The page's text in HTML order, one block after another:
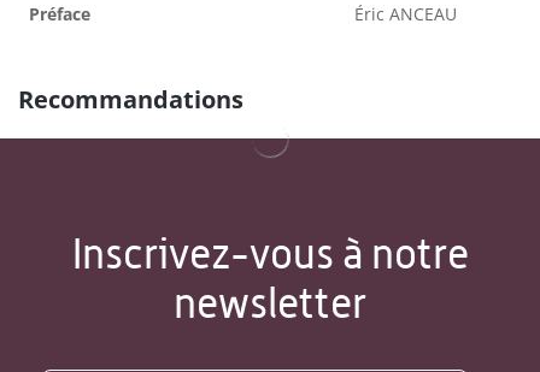
Préface Éric ANCEAU
Recommandations
Inscrivez-vous à notre
newsletter